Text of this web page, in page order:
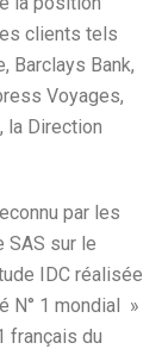
clients tels
Barclays Bank,
Voyages,
la Direction
par les
SAS sur le
IDC réalisée
N° 1 mondial »
français du